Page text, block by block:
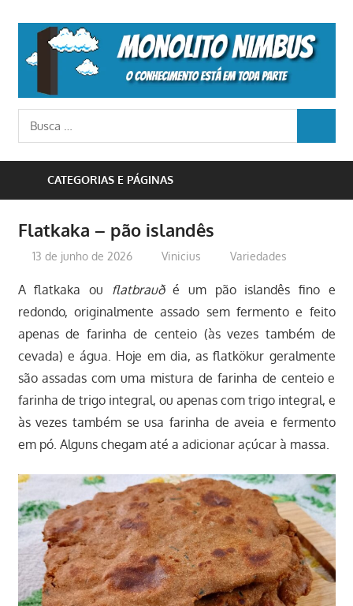
content
o
conhecimento
Busca
para:
CATEGORIAS E PÁGINAS
Flatkaka – pão islandês
13 de junho de 2026 Vinicius Variedades
A flatkaka ou flatbrauðé um pão islandês fino e
redondo, originalmente assado sem fermento e feito
apenas de farinha de centeio (às vezes também de
cevada) e água. Hoje em dia, as flatkökur geralmente
são assadas com uma mistura de farinha de centeio e
farinha de trigo integral, ou apenas com trigo integral, e
às vezes também se usa farinha de aveia e fermento
em pó. Alguns chegam até a adicionar açúcar à massa.